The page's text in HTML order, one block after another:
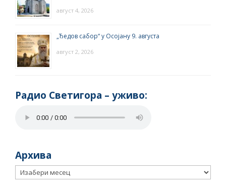
август 4, 2026
„Ђедов сабор“ у Осојану 9. августа
август 2, 2026
Радио Светигора – yживо:
Архива
Архива